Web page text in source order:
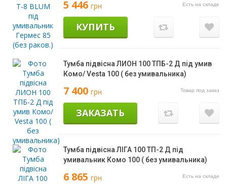
5 446 грн Есть на складе
КУПИТЬ
Тумба підвісна ЛИОН 100 ТПБ-2 Д під умив
Комо/ Vesta 100 ( без умивальника)
7 400 грн Товар под заказ
ЗАКАЗАТЬ
Тумба підвісна ЛІГА 100 ТП-2 Д під
умивальник Комо 100 ( без умивальника)
6 865 грн Есть на складе